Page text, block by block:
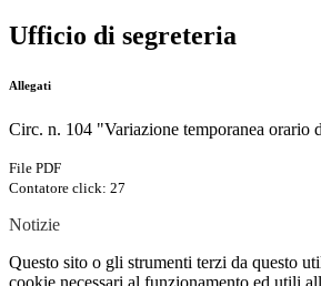
Ufficio di segreteria
Allegati
Circ. n. 104 "Variazione temporanea orario
File PDF
Contatore click: 27
Notizie
Questo sito o gli strumenti terzi da questo